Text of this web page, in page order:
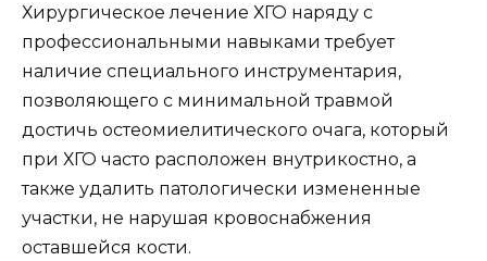
Хирургическое лечение ХГО наряду с
профессиональными навыками требует
наличие специального инструментария,
позволяющего с минимальной травмой
достичь остеомиелитического очага, который
при ХГО часто расположен внутрикостно, а
также удалить патологически измененные
участки, не нарушая кровоснабжения
оставшейся кости.